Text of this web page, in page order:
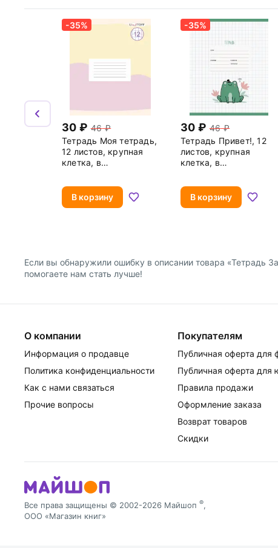
-35%
30
46
Тетрадь Моя тетрадь,
12 листов, крупная
клетка, в
В корзину
-35%
30
46
Тетрадь Привет!, 12
листов, крупная
клетка, в
В корзину
Если вы обнаружили ошибку в описании товара «Тетрадь
помогаете нам стать лучше!
О компании
Информация о продавце
Политика конфиденциальности
Как с нами связаться
Прочие вопросы
Покупателям
Публичная оферта для
Публичная оферта для
Правила продажи
Оформление заказа
Возврат товаров
Скидки
Все права защищены © 2002-2026 Майшоп ®,
ООО «Магазин книг»